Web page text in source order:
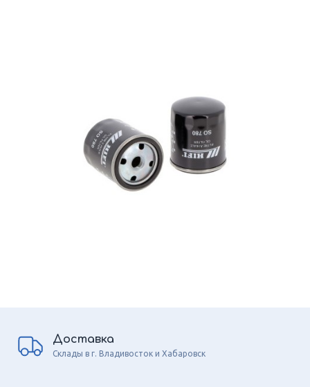
Доставка
Склады в г. Владивосток и Хабаровск